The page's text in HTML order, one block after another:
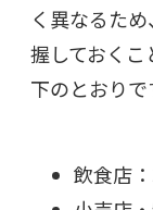
く異なるた
握しておく
下のとおりで
飲食店